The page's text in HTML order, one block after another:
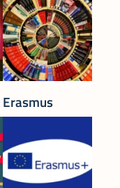
Erasmus